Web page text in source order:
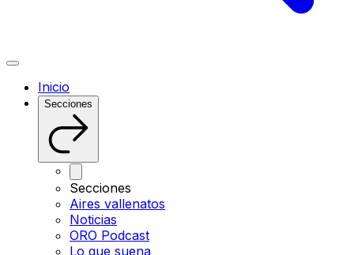
Inicio
Secciones
Secciones
Aires vallenatos
Noticias
ORO Podcast
Lo que suena